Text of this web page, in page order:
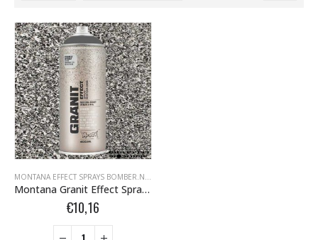
MONTANA EFFECT SPRAYS BOMBER.NL,
Montana Granit Effect Spray EG 7050 Grey 400 ml 415395
€10,16